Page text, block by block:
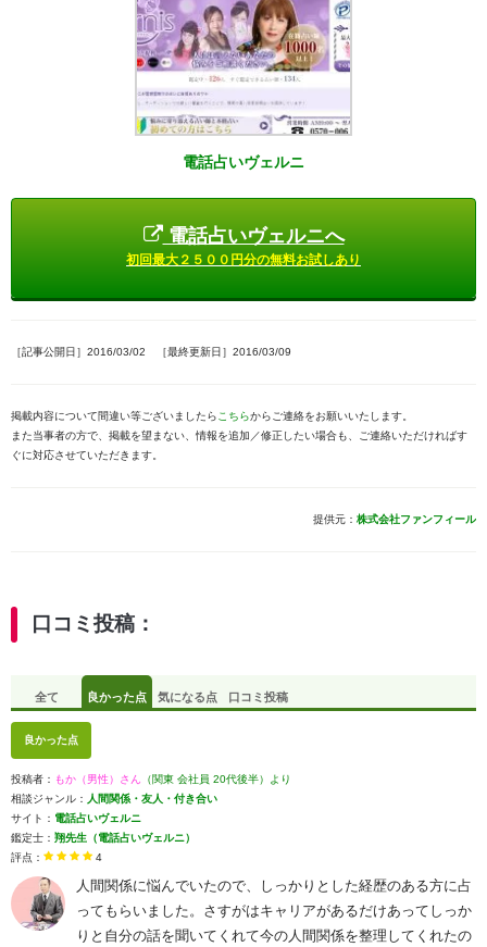
電話占いヴェルニ
電話占いヴェルニへ
初回最大２５００円分の無料お試しあり
［記事公開日］2016/03/02 ［最終更新日］2016/03/09
掲載内容について間違い等ございましたら こちらからご連絡をお願いいたします。
また当事者の方で、掲載を望まない、情報を追加／修正したい場合も、ご連絡いただければす
ぐに対応させていただきます。
提供元： 株式会社ファンフィール
口コミ投稿：
全て 良かった点 気になる点 口コミ投稿
良かった点
投稿者： もか（男性）さん （関東 会社員 20代後半）より
相談ジャンル： 人間関係・友人・付き合い
サイト： 電話占いヴェルニ
鑑定士： 翔先生（電話占いヴェルニ）
評点：
4
人間関係に悩んでいたので、しっかりとした経歴のある方に占
ってもらいました。さすがはキャリアがあるだけあってしっか
りと自分の話を聞いてくれて今の人間関係を整理してくれたの